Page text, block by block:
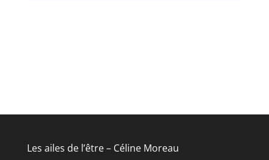
Les ailes de l’être – Céline Moreau